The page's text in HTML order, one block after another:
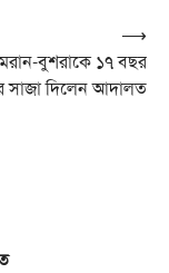
বুশরাকে ১৭ বছর
সাজা দিলেন আদালত
⟶